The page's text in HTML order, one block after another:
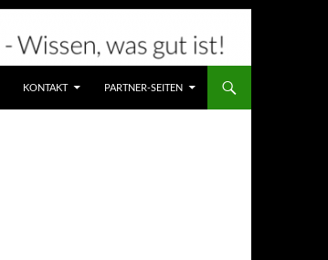
KONTAKT PARTNER-SEITEN